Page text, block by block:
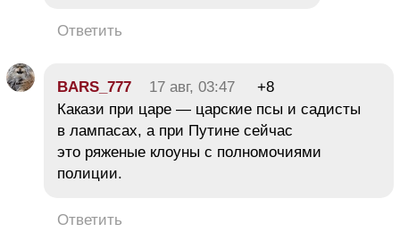
Ответить
BARS_777 17 авг, 03:47
+8
Какази при царе — царские псы и садисты
в лампасах, а при Путине сейчас
это ряженые клоуны с полномочиями
полиции.
Ответить